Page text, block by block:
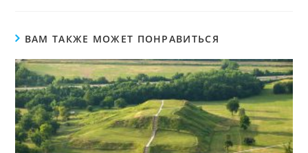
ВАМ ТАКЖЕ МОЖЕТ ПОНРАВИТЬСЯ